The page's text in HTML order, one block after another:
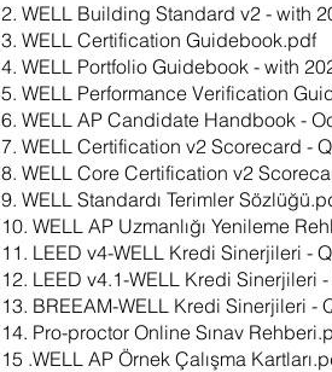
2. WELL Building Standard v2 - with
3. WELL Certification Guidebook.pdf
4. WELL Portfolio Guidebook - with
5. WELL Performance Verification
6. WELL AP Candidate Handbook -
7. WELL Certification v2 Scorecard -
8. WELL Core Certification v2
9. WELL Standardı Terimler
10. WELL AP Uzmanlığı Yenileme
11. LEED v4-WELL Kredi Sinerjileri -
12. LEED v4.1-WELL Kredi Sinerjileri
13. BREEAM-WELL Kredi Sinerjileri -
14. Pro-proctor Online Sınav
15 .WELL AP Örnek Çalışma